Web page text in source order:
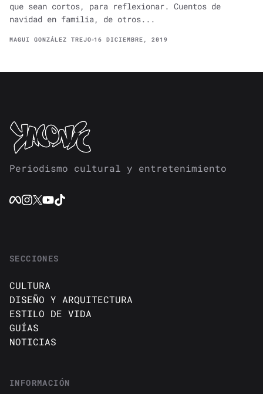
que sean cortos, para reflexionar. Cuentos de
navidad en familia, de otros...
MAGUI GONZÁLEZ TREJO 16 DICIEMBRE, 2019
Periodismo cultural y entretenimiento
SECCIONES
CULTURA
DISEÑO Y ARQUITECTURA
ESTILO DE VIDA
GUÍAS
NOTICIAS
INFORMACIÓN